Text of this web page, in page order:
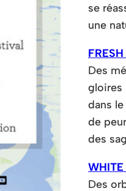
se
une
Des
gloires
dans
de
des
WHITE
Des